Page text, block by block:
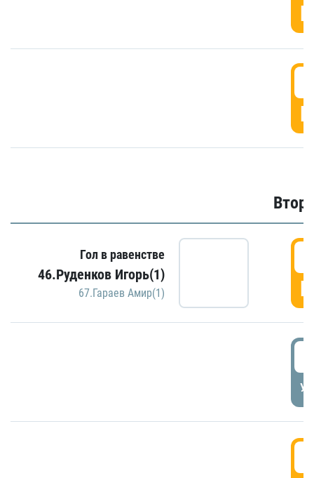
Гол в равенстве
46.Руденков Игорь(1)
67.Гараев Амир(1)